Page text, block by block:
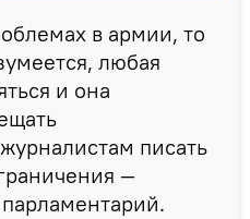
в армии, то
любая
и она
писать
—